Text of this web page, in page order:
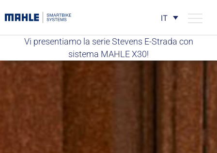
IT
Vi presentiamo la serie Stevens E-Strada con
sistema MAHLE X30!